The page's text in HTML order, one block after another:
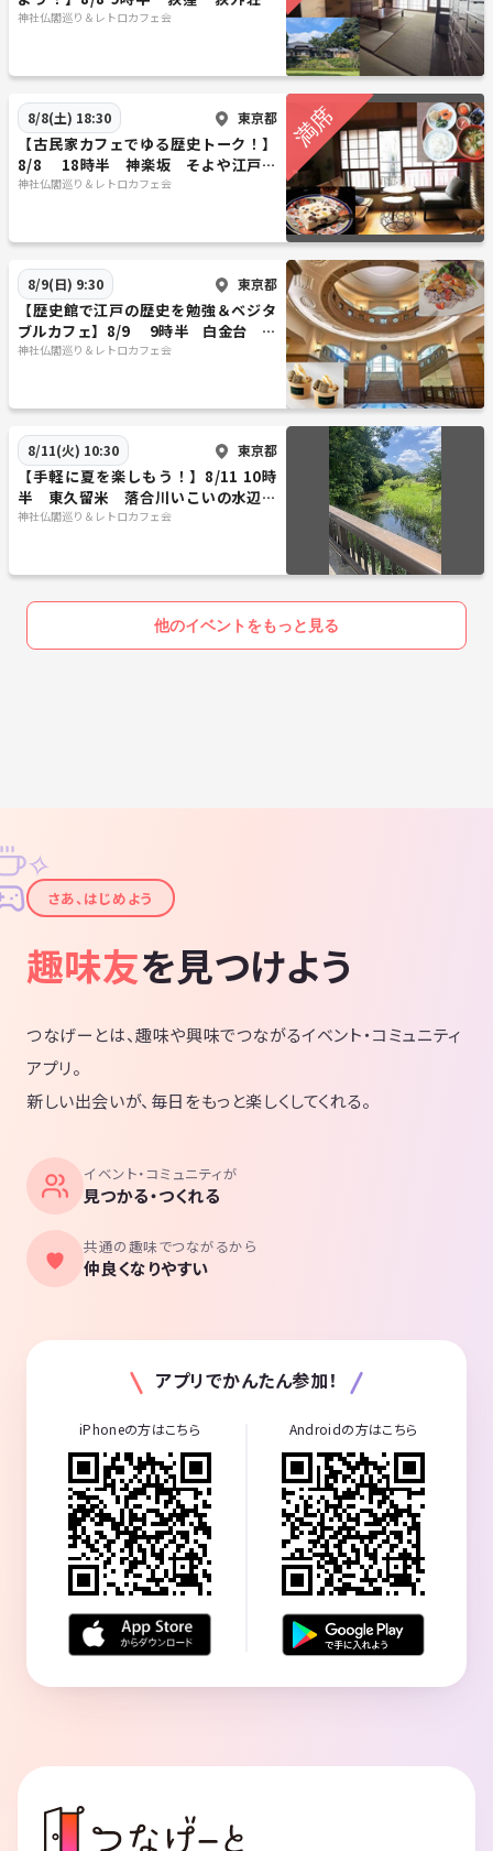
【常連の方参加費還元】
神社仏閣巡り＆レトロカフェ会
8/8(土) 18:30 東京都
【古民家カフェでゆる歴史トーク！】
8/8 18時半 神楽坂 そよや江戸端
【参加費還元！】
神社仏閣巡り＆レトロカフェ会
8/9(日) 9:30 東京都
【歴史館で江戸の歴史を勉強＆ベジタ
ブルカフェ】8/9 9時半 白金台 港
区立郷土歴史館【常連の方参加費還
神社仏閣巡り＆レトロカフェ会
8/11(火) 10:30 東京都
【手軽に夏を楽しもう！】8/11 10時
半 東久留米 落合川いこいの水辺～
南沢氷川神社！【常連の方参加費還
神社仏閣巡り＆レトロカフェ会
他のイベントをもっと見る
✦
✧
さあ、はじめよう
趣味友を見つけよう
つなげーとは、趣味や興味でつながるイベント・コミュニティ
アプリ。
新しい出会いが、毎日をもっと楽しくしてくれる。
イベント・コミュニティが
見つかる・つくれる
共通の趣味でつながるから
仲良くなりやすい
アプリでかんたん参加！
iPhoneの方はこちら Androidの方はこちら